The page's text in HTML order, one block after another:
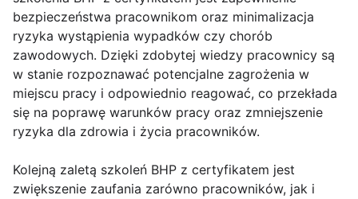
bezpieczeństwa pracownikom oraz minimalizacja
ryzyka wystąpienia wypadków czy chorób
zawodowych. Dzięki zdobytej wiedzy pracownicy są
w stanie rozpoznawać potencjalne zagrożenia w
miejscu pracy i odpowiednio reagować, co przekłada
się na poprawę warunków pracy oraz zmniejszenie
ryzyka dla zdrowia i życia pracowników.
Kolejną zaletą szkoleń BHP z certyfikatem jest
zwiększenie zaufania zarówno pracowników, jak i